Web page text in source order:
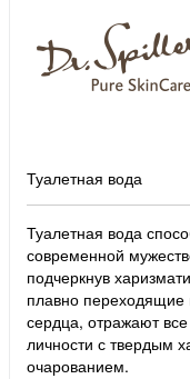
Туалетная вода
Туалетная вода
современной
подчеркнув
плавно переходящие
сердца, отражают
личности с твердым
очарованием.